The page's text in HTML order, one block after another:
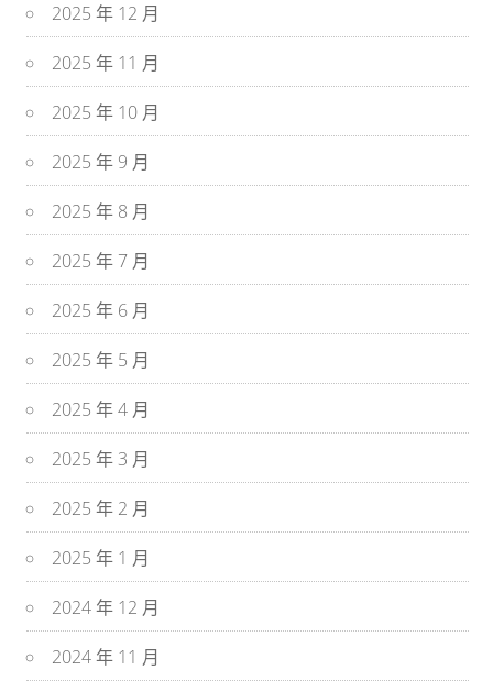
2025 年 12 月
2025 年 11 月
2025 年 10 月
2025 年 9 月
2025 年 8 月
2025 年 7 月
2025 年 6 月
2025 年 5 月
2025 年 4 月
2025 年 3 月
2025 年 2 月
2025 年 1 月
2024 年 12 月
2024 年 11 月